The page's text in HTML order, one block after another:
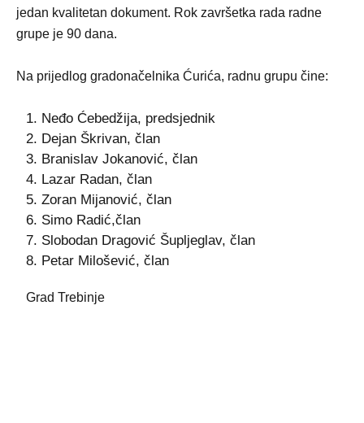
jedan kvalitetan dokument. Rok završetka rada radne
grupe je 90 dana.
Na prijedlog gradonačelnika Ćurića, radnu grupu čine:
1. Neđo Ćebedžija, predsjednik
2. Dejan Škrivan, član
3. Branislav Jokanović, član
4. Lazar Radan, član
5. Zoran Mijanović, član
6. Simo Radić,član
7. Slobodan Dragović Šupljeglav, član
8. Petar Milošević, član
Grad Trebinje